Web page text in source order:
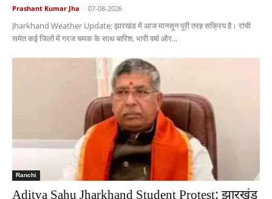
Prashant Kumar Jha - 07-08-2026
Jharkhand Weather Update: झारखंड में आज मानसून पूरी तरह सक्रिय है। रांची
समेत कई जिलों में गरज चमक के साथ बारिश, भारी वर्षा और...
Ranchi